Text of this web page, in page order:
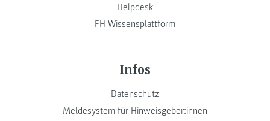
Helpdesk
FH Wissensplattform
Infos
Datenschutz
Meldesystem für Hinweisgeber:innen